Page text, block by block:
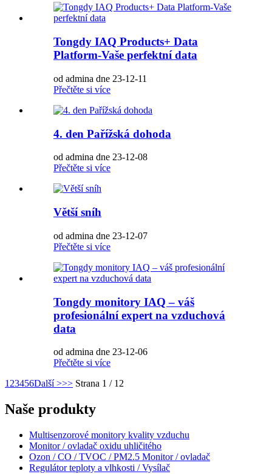
Tongdy IAQ Products+ Data
Platform-Vaše perfektní data
od admina dne 23-12-11
Přečtěte si více
4. den Pařížská dohoda
od admina dne 23-12-08
Přečtěte si více
Větší sníh
od admina dne 23-12-07
Přečtěte si více
Tongdy monitory IAQ – váš
profesionální expert na vzduchová
data
od admina dne 23-12-06
Přečtěte si více
1 23456Další >>> Strana 1 / 12
Naše produkty
Multisenzorové monitory kvality vzduchu
Monitor / ovladač oxidu uhličitého
Ozon / CO / TVOC / PM2.5 Monitor / ovladač
Regulátor teploty a vlhkosti / Vysílač